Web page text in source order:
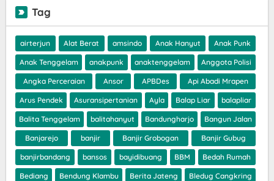
Tag
airterjun Alat Berat amsindo Anak Hanyut Anak Punk
Anak Tenggelam anakpunk anaktenggelam Anggota Polisi
Angka Perceraian Ansor APBDes Api Abadi Mrapen
Arus Pendek Asuransipertanian Ayla Balap Liar balapliar
Balita Tenggelam balitahanyut Bandungharjo Bangun Jalan
Banjarejo banjir Banjir Grobogan Banjir Gubug
banjirbandang bansos bayidibuang BBM Bedah Rumah
Bediang Bendung Klambu Berita Jateng Bledug Cangkring